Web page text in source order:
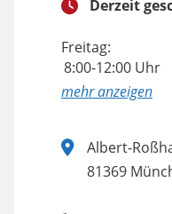
Derzeit
Freitag:
8:00-12:00 Uhr
anzeigen
Albert-
81369